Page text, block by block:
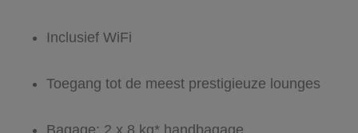
Inclusief WiFi
Toegang tot de meest prestigieuze lounges
Bagage: 2 x 8 kg* handbagage